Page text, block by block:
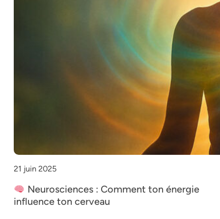
21 juin 2025
Neurosciences : Comment ton énergie
influence ton cerveau